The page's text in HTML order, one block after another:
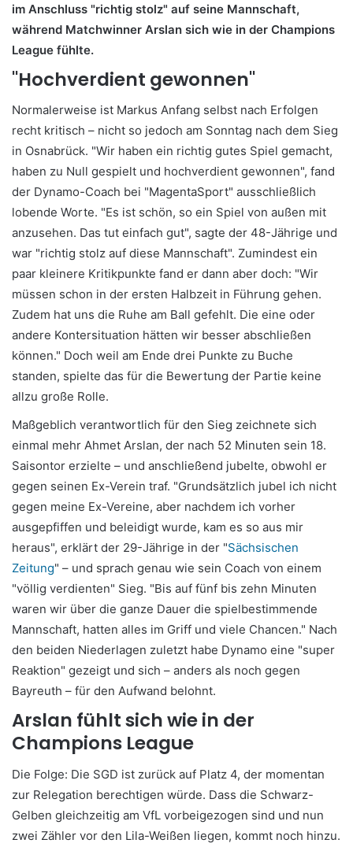
im Anschluss "richtig stolz" auf seine Mannschaft,
während Matchwinner Arslan sich wie in der Champions
League fühlte.
"Hochverdient gewonnen"
Normalerweise ist Markus Anfang selbst nach Erfolgen
recht kritisch – nicht so jedoch am Sonntag nach dem Sieg
in Osnabrück. "Wir haben ein richtig gutes Spiel gemacht,
haben zu Null gespielt und hochverdient gewonnen", fand
der Dynamo-Coach bei "MagentaSport" ausschließlich
lobende Worte. "Es ist schön, so ein Spiel von außen mit
anzusehen. Das tut einfach gut", sagte der 48-Jährige und
war "richtig stolz auf diese Mannschaft". Zumindest ein
paar kleinere Kritikpunkte fand er dann aber doch: "Wir
müssen schon in der ersten Halbzeit in Führung gehen.
Zudem hat uns die Ruhe am Ball gefehlt. Die eine oder
andere Kontersituation hätten wir besser abschließen
können." Doch weil am Ende drei Punkte zu Buche
standen, spielte das für die Bewertung der Partie keine
allzu große Rolle.
Maßgeblich verantwortlich für den Sieg zeichnete sich
einmal mehr Ahmet Arslan, der nach 52 Minuten sein 18.
Saisontor erzielte – und anschließend jubelte, obwohl er
gegen seinen Ex-Verein traf. "Grundsätzlich jubel ich nicht
gegen meine Ex-Vereine, aber nachdem ich vorher
ausgepfiffen und beleidigt wurde, kam es so aus mir
heraus", erklärt der 29-Jährige in der "Sächsischen
Zeitung" – und sprach genau wie sein Coach von einem
"völlig verdienten" Sieg. "Bis auf fünf bis zehn Minuten
waren wir über die ganze Dauer die spielbestimmende
Mannschaft, hatten alles im Griff und viele Chancen." Nach
den beiden Niederlagen zuletzt habe Dynamo eine "super
Reaktion" gezeigt und sich – anders als noch gegen
Bayreuth – für den Aufwand belohnt.
Arslan fühlt sich wie in der
Champions League
Die Folge: Die SGD ist zurück auf Platz 4, der momentan
zur Relegation berechtigen würde. Dass die Schwarz-
Gelben gleichzeitig am VfL vorbeigezogen sind und nun
zwei Zähler vor den Lila-Weißen liegen, kommt noch hinzu.